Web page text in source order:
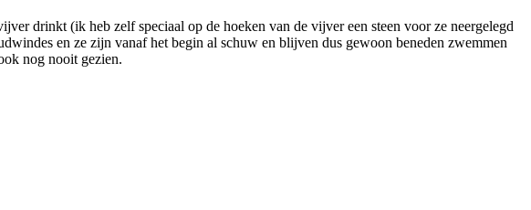
drinkt (ik heb zelf speciaal op de hoeken van de vijver een steen voor ze neergelegd
en ze zijn vanaf het begin al schuw en blijven dus gewoon beneden zwemmen
nog nooit gezien.